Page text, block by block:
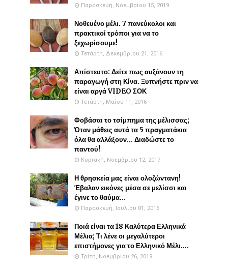
Παρασκευή, Νοεμβρίου 15, 2019
Νοθευένο μέλι. 7 πανεύκολοι και
πρακτικοί τρόποι για να το
ξεχωρίσουμε!
Τετάρτη, Δεκεμβρίου 21, 2016
Απίστευτο: Δείτε πως αυξάνουν τη
παραγωγή στη Κίνα. Ξυπνήστε πριν να
είναι αργά VIDEO ΣΟΚ
Τετάρτη, Μαΐου 11, 2016
Φοβάσαι το τσίμπημα της μέλισσας;
Όταν μάθεις αυτά τα 5 πραγματάκια
όλα θα αλλάξουν... Διαδώστε το
παντού!
Κυριακή, Νοεμβρίου 12, 2017
Η θρησκεία μας είναι ολοζώντανη!
Έβαλαν εικόνες μέσα σε μελίσσι και
έγινε το θαύμα...
Παρασκευή, Ιουλίου 01, 2016
Ποιά είναι τα 18 Καλύτερα Ελληνικά
Μέλια; Τι λένε οι μεγαλύτεροι
επιστήμονες για το Ελληνικό Μέλι....
Τρίτη, Νοεμβρίου 26, 2019